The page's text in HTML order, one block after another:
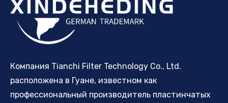
Компания Tianchi Filter Technology Co., Ltd.
расположена в Гуане, известном как
профессиональный производитель пластинчатых